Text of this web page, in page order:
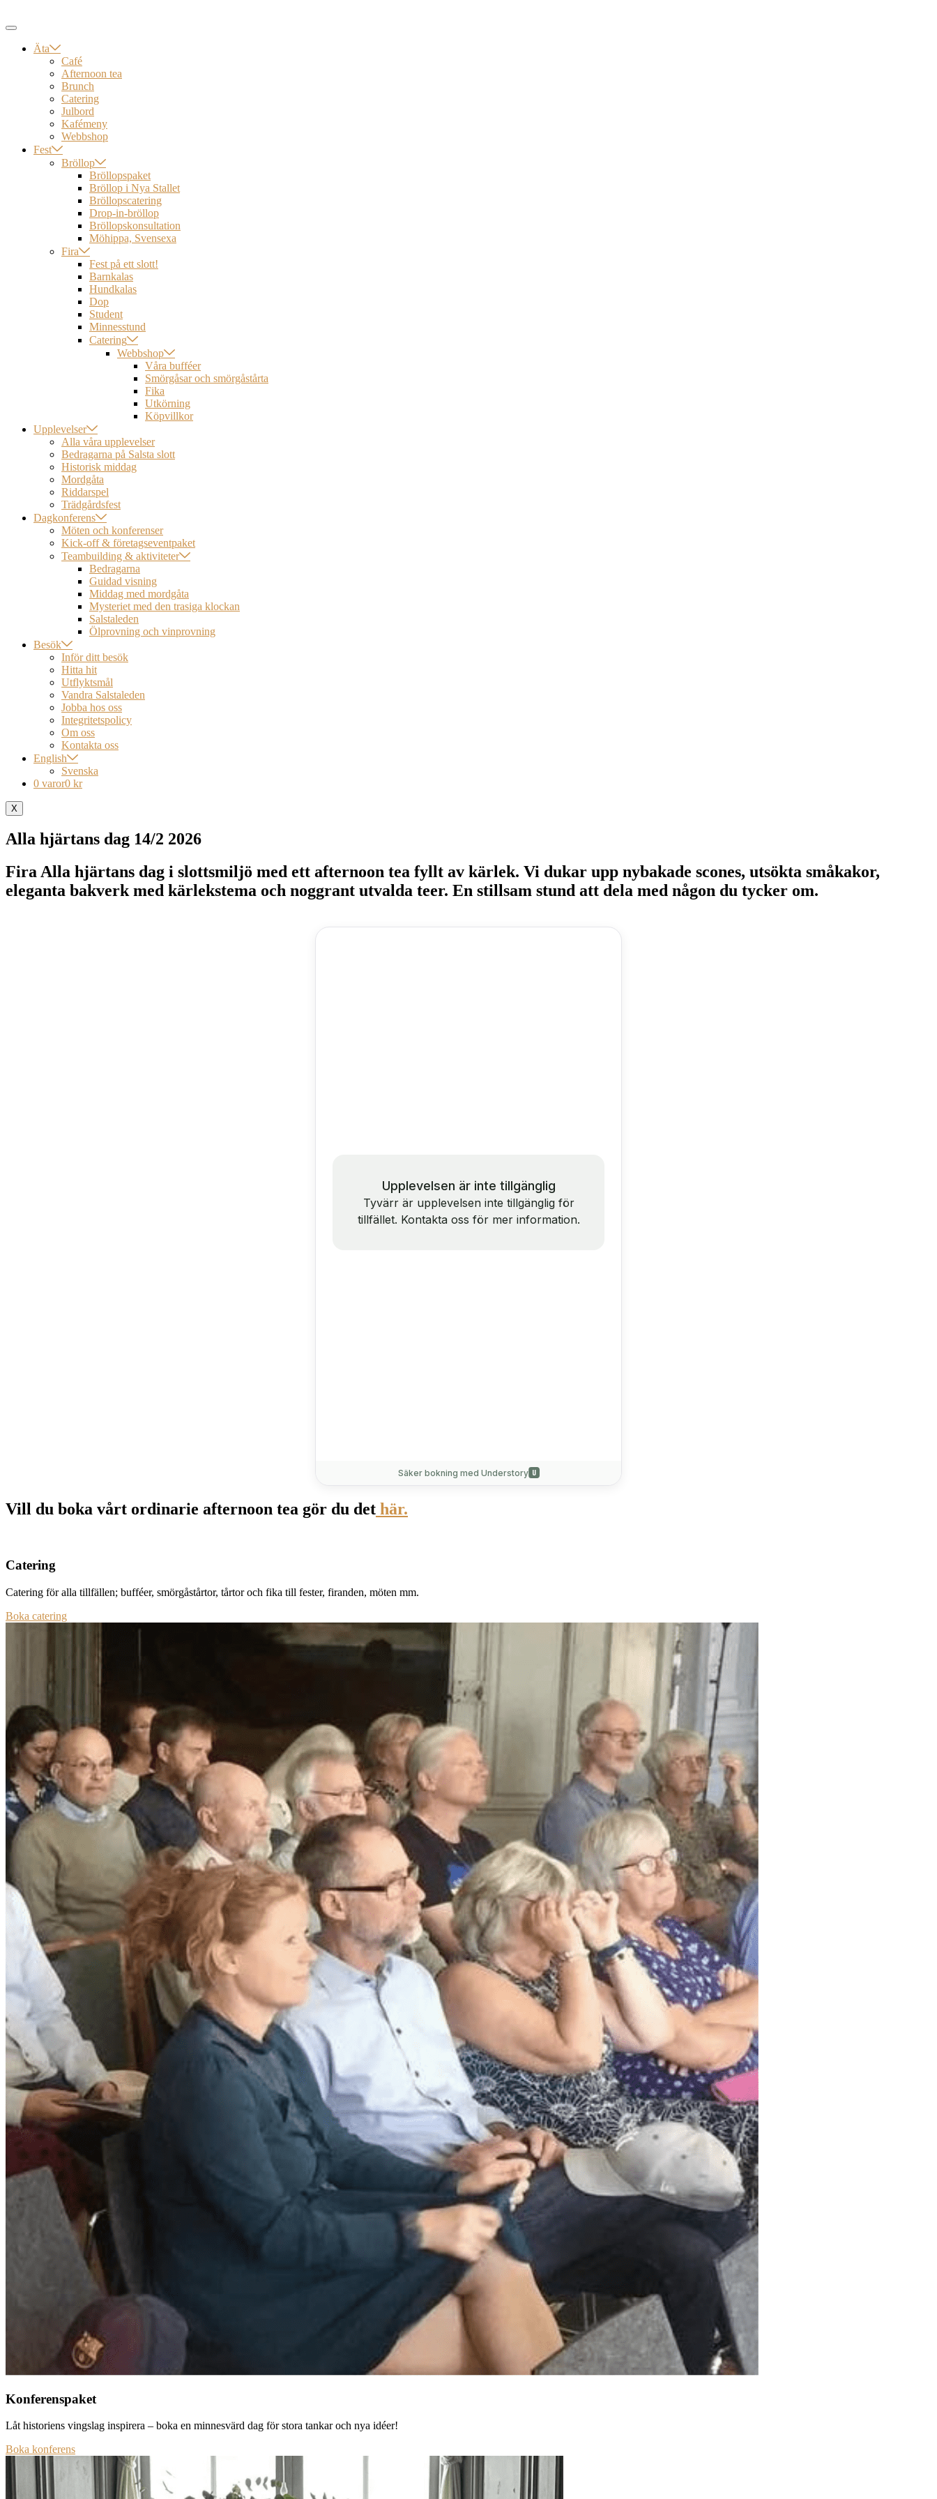
Äta
Café
Afternoon tea
Brunch
Catering
Julbord
Kafémeny
Webbshop
Fest
Bröllop
Bröllopspaket
Bröllop i Nya Stallet
Bröllopscatering
Drop-in-bröllop
Bröllopskonsultation
Möhippa, Svensexa
Fira
Fest på ett slott!
Barnkalas
Hundkalas
Dop
Student
Minnesstund
Catering
Webbshop
Våra bufféer
Smörgåsar och smörgåstårta
Fika
Utkörning
Köpvillkor
Upplevelser
Alla våra upplevelser
Bedragarna på Salsta slott
Historisk middag
Mordgåta
Riddarspel
Trädgårdsfest
Dagkonferens
Möten och konferenser
Kick-off & företagseventpaket
Teambuilding & aktiviteter
Bedragarna
Guidad visning
Middag med mordgåta
Mysteriet med den trasiga klockan
Salstaleden
Ölprovning och vinprovning
Besök
Inför ditt besök
Hitta hit
Utflyktsmål
Vandra Salstaleden
Jobba hos oss
Integritetspolicy
Om oss
Kontakta oss
English
Svenska
0 varor0 kr
X
Alla hjärtans dag 14/2 2026
Fira Alla hjärtans dag i slottsmiljö med ett afternoon tea fyllt av kärlek. Vi dukar upp nybakade scones, utsökta småkakor,
eleganta bakverk med kärlekstema och noggrant utvalda teer. En stillsam stund att dela med någon du tycker om.
Vill du boka vårt ordinarie afternoon tea gör du det här.
Catering
Catering för alla tillfällen; bufféer, smörgåstårtor, tårtor och fika till fester, firanden, möten mm.
Boka catering
Konferenspaket
Låt historiens vingslag inspirera – boka en minnesvärd dag för stora tankar och nya idéer!
Boka konferens